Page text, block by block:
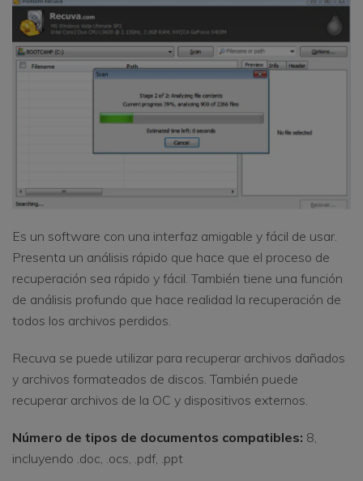
Es un software con una interfaz amigable y fácil de usar.
Presenta un análisis rápido que hace que el proceso de
recuperación sea rápido y fácil. También tiene una función
de análisis profundo que hace realidad la recuperación de
todos los archivos perdidos.
Recuva se puede utilizar para recuperar archivos dañados
y archivos formateados de discos. También puede
recuperar archivos de la OC y dispositivos externos.
Número de tipos de documentos compatibles: 8,
incluyendo .doc, .ocs, .pdf, .ppt